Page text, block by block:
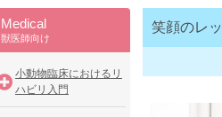
Medical
獣医師向け
小動物臨床におけるリ
ハビリ入門
笑顔のレ